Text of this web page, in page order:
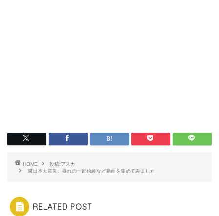
HOME
投稿:アスカ
東日本大震災、揺れの一部始終など動画を集めてみました
RELATED POST